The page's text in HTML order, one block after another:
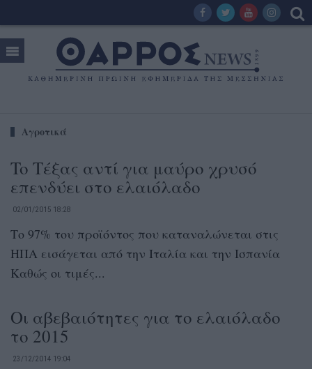
Αγροτικά
To Τέξας αντί για μαύρο χρυσό
επενδύει στο ελαιόλαδο
02/01/2015 18:28
Το 97% του προϊόντος που καταναλώνεται στις
ΗΠΑ εισάγεται από την Ιταλία και την Ισπανία
Καθώς οι τιμές...
Οι αβεβαιότητες για το ελαιόλαδο
το 2015
23/12/2014 19:04